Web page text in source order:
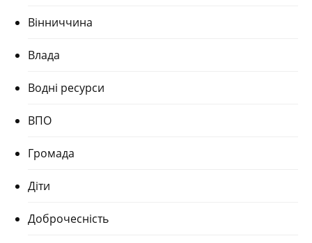
Вінниччина
Влада
Водні ресурси
ВПО
Громада
Діти
Доброчесність